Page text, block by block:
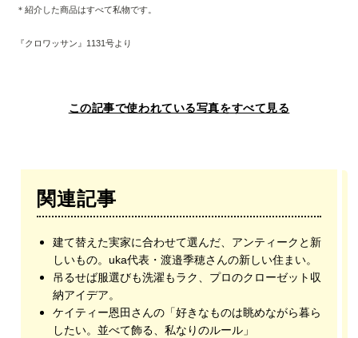
＊紹介した商品はすべて私物です。
『クロワッサン』1131号より
この記事で使われている写真をすべて見る
関連記事
建て替えた実家に合わせて選んだ、アンティークと新
しいもの。uka代表・渡邉季穂さんの新しい住まい。
吊るせば服選びも洗濯もラク、プロのクローゼット収
納アイデア。
ケイティー恩田さんの「好きなものは眺めながら暮ら
したい。並べて飾る、私なりのルール」